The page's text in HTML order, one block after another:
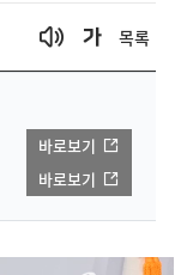
목록
바로보기
바로보기